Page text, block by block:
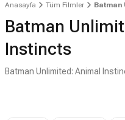
Anasayfa Tüm Filmler
Batman
Instincts
Batman Unlimited: Animal